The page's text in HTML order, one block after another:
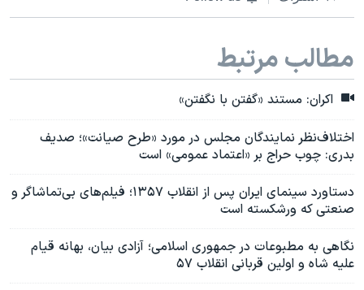
مطالب مرتبط
اکران: مستند «گفتن با نگفتن»
اختلاف‌نظر نمایندگان مجلس در مورد «طرح صیانت»؛ صدیف
بدری: چوب حراج بر «اعتماد عمومی» است
دستاورد سینمای ایران پس از انقلاب ۱۳۵۷؛ فیلم‌های بی‌تماشاگر و
صنعتی که ورشکسته است
نگاهی به مطبوعات در جمهوری اسلامی؛ آزادی‌ بیان، بهانه قیام
علیه شاه و اولین قربانی انقلاب ۵۷